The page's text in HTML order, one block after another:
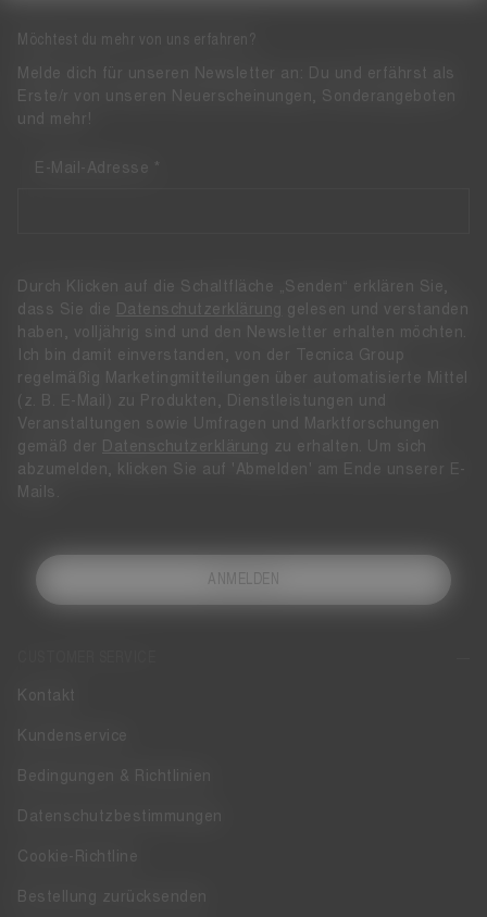
Kontakt
Kundenservice
Bedingungen & Richtlinien
Datenschutzbestimmungen
Cookie-Richtline
Bestellung zurücksenden
Möchtest du mehr von uns erfahren?
Melde dich für unseren Newsletter an: Du und erfährst als
Erste/r von unseren Neuerscheinungen, Sonderangeboten
und mehr!
E-Mail-Adresse
Durch Klicken auf die Schaltfläche „Senden“ erklären Sie,
dass Sie die Datenschutzerklärung gelesen und verstanden
haben, volljährig sind und den Newsletter erhalten möchten.
Ich bin damit einverstanden, von der Tecnica Group
regelmäßig Marketingmitteilungen über automatisierte Mittel
(z. B. E-Mail) zu Produkten, Dienstleistungen und
Veranstaltungen sowie Umfragen und Marktforschungen
gemäß der Datenschutzerklärung zu erhalten. Um sich
abzumelden, klicken Sie auf 'Abmelden' am Ende unserer E-
Mails.
ANMELDEN